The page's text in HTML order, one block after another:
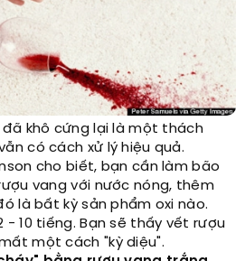
đã khô cứng lại là một thách
có cách xử lý hiệu quả.
cho biết, bạn cần làm bão
vang với nước nóng, thêm
là bất kỳ sản phẩm oxi nào.
- 10 tiếng. Bạn sẽ thấy vết rượu
một cách "kỳ diệu".